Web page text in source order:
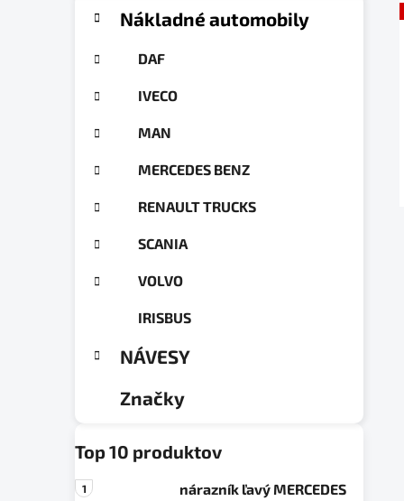
kategórieNákladné automobily
DAF
IVECO
MAN
MERCEDES BENZ
RENAULT TRUCKS
SCANIA
VOLVO
IRISBUS
NÁVESY
Značky
Top 10 produktov
nárazník ľavý MERCEDES